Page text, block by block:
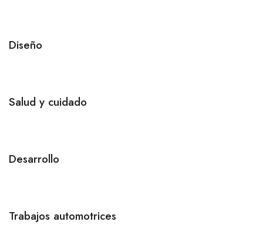
Diseño
Salud y cuidado
Desarrollo
Trabajos automotrices